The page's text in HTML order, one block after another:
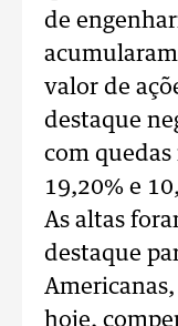
de
valor de
destaque
com quedas
19,20% e
As altas
destaque
hoje,